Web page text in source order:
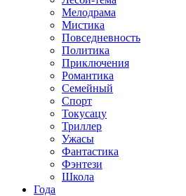
Мелодрама
Мистика
Повседневность
Политика
Приключения
Романтика
Семейный
Спорт
Токусацу
Триллер
Ужасы
Фантастика
Фэнтези
Школа
Года